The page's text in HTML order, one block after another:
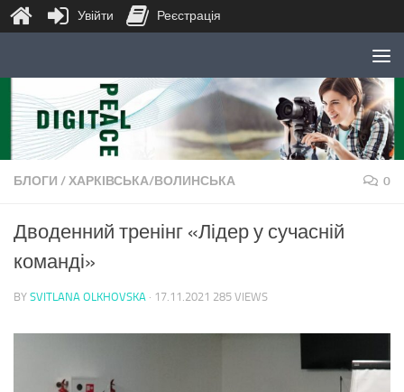
Skip to content
БЛОГИ /ХАРКІВСЬКА/ВОЛИНСЬКА 0
Дводенний тренінг «Лідер у сучасній
команді»
BY SVITLANA OLKHOVSKA · 17.11.2021 285 VIEWS
Увійти Реєстрація